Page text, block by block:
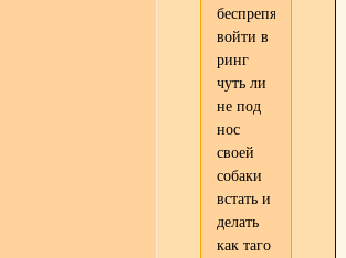
беспрепятственно
войти в
ринг
чуть ли
не под
нос
своей
собаки
встать и
делать
как таго